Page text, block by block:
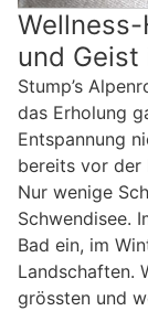
und Geist
Stump’s
das Erholung
Entspannung
bereits vor der
Nur wenige
Schwendisee.
Bad ein, im
Landschaften.
grössten und